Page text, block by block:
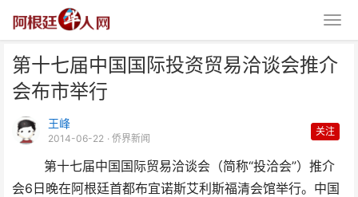
第十七届中国国际投资贸易洽谈会推介
会布市举行
王峰
2014-06-22 · 侨界新闻
关注
第十七届中国国际贸易洽谈会（简称“投洽会”）推介
会6日晚在阿根廷首都布宜诺斯艾利斯福清会馆举行。中国
第十七届中国国际投资贸易洽谈会